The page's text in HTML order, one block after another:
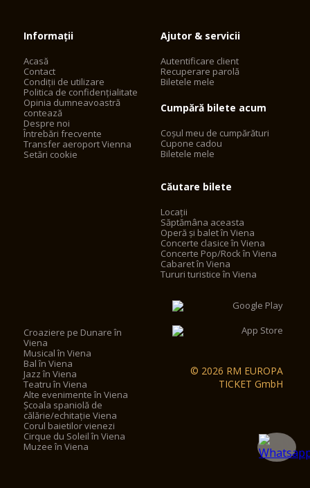
Informații
Acasă
Contact
Condiții de utilizare
Politica de confidențialitate
Opinia dumneavoastră
contează
Despre noi
Întrebări frecvente
Transfer aeroport Vienna
Setări cookie
Ajutor & servicii
Autentificare client
Recuperare parolă
Biletele mele
Cumpără bilete acum
Coșul meu de cumpărături
Cupone cadou
Biletele mele
Căutare bilete
Locații
Săptămâna aceasta
Operă și balet în Viena
Concerte clasice în Viena
Concerte Pop/Rock în Viena
Cabaret în Viena
Tururi turistice în Viena
Croaziere pe Dunare în
Viena
Musical în Viena
Bal în Viena
Jazz în Viena
Teatru în Viena
Alte evenimente în Viena
Școala spaniolă de
călărie/echitație Viena
Corul baietilor vienezi
Cirque du Soleil în Viena
Muzee în Viena
© 2026 RM EUROPA
TICKET GmbH